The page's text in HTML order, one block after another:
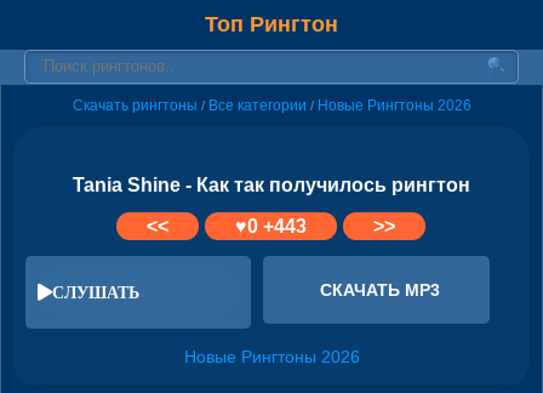
Топ Рингтон
Скачать рингтоны / Все категории / Новые Рингтоны 2026
Tania Shine - Как так получилось рингтон
<<
♥0+443 >>
СЛУШАТЬ СКАЧАТЬ MP3
Новые Рингтоны 2026